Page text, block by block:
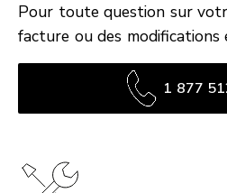
Pour toute question sur
facture ou des modifications
1 877